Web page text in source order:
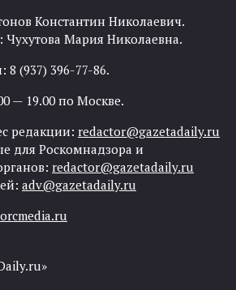
Константин Николаевич.
Чухутова Мария Николаевна.
(937) 396-77-86.
— 19.00 по Москве.
редакции: redactor@gazetadaily.ru
для Роскомнадзора и
redactor@gazetadaily.ru
adv@gazetadaily.ru